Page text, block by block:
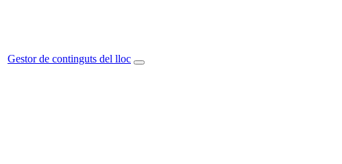
Gestor de continguts del lloc